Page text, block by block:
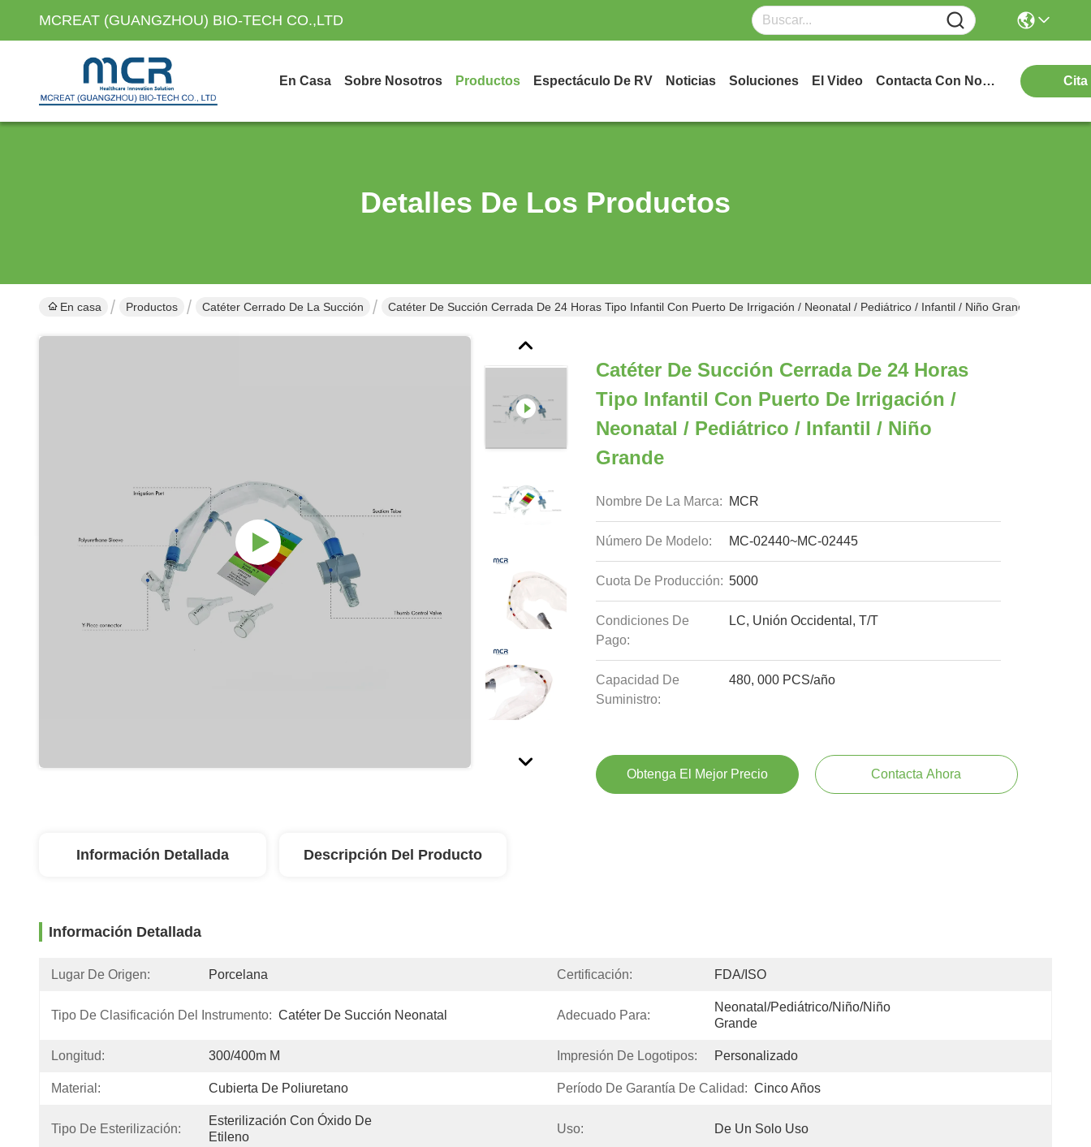
MCREAT (GUANGZHOU) BIO-TECH CO.,LTD
En Casa Sobre Nosotros Productos Espectáculo De RV Noticias Soluciones El Video Contacta Con Nosotros Cita
Detalles De Los Productos
En casa Productos Catéter Cerrado De La Succión Catéter De Succión Cerrada De 24 Horas Tipo Infantil Con Puerto De Irrigación / Neonatal / Pediátrico / Infantil / Niño Grande
Catéter De Succión Cerrada De 24 Horas
Tipo Infantil Con Puerto De Irrigación /
Neonatal / Pediátrico / Infantil / Niño
Grande
Nombre De La Marca: MCR
Número De Modelo: MC-02440~MC-02445
Cuota De Producción: 5000
Condiciones De
Pago:
LC, Unión Occidental, T/T
Capacidad De
Suministro:
480, 000 PCS/año
Obtenga El Mejor Precio Contacta Ahora
Información Detallada Descripción Del Producto
Información Detallada
Lugar De Origen: Porcelana Certificación: FDA/ISO
Tipo De Clasificación Del Instrumento: Catéter De Succión Neonatal Adecuado Para:
Neonatal/pediátrico/niño/niño
Grande
Longitud: 300/400m M Impresión De Logotipos: Personalizado
Material: Cubierta De Poliuretano Período De Garantía De Calidad: Cinco Años
Tipo De Esterilización:
Esterilización Con Óxido De
Etileno
Uso: De Un Solo Uso